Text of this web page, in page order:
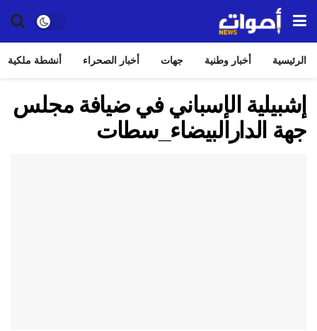
الرئيسية أخبار وطنية جهات أخبار الصحراء أنشطة ملكية
إشبيلية الإسباني في ضيافة مجلس
جهة الدارالبيضاء_سطات